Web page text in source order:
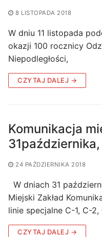
8 LISTOPADA 2018
W dniu 11 listopada
okazji 100 rocznicy
Niepodległości,
CZYTAJ DALEJ →
Komunikacja
24 PAŹDZIERNIKA 2018
W dniach 31
Miejski Zakład
linie specjalne C-1, C-
CZYTAJ DALEJ →